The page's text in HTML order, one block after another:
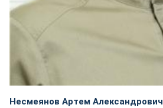
Несмеянов Артем Александрович